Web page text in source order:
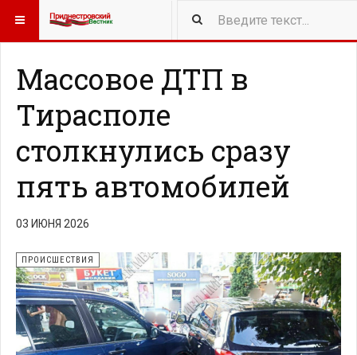
418 NEW ARTICLES
Массовое ДТП в
Тирасполе
столкнулись сразу
пять автомобилей
03 ИЮНЯ 2026
ПРОИСШЕСТВИЯ